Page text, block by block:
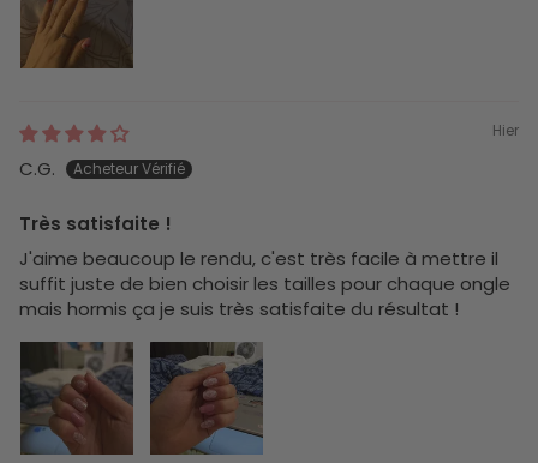
Hier
C.G.
Très satisfaite !
J'aime beaucoup le rendu, c'est très facile à mettre il
suffit juste de bien choisir les tailles pour chaque ongle
mais hormis ça je suis très satisfaite du résultat !